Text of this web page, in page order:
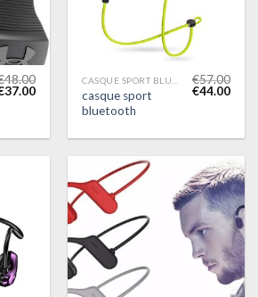
48.00
37.00
casque sport
bluetooth
€57.00
€44.00